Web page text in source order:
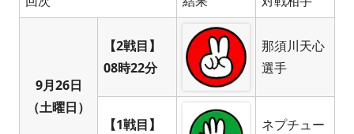
9月26日
（土曜日）
【2戦目】
08時22分
那須川天心
選手
【1戦目】
ネプチュー